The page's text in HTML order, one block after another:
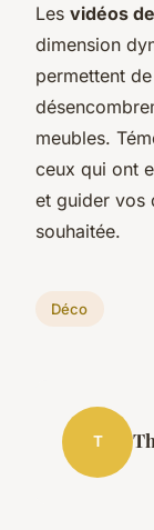
Les vidéos
dimension
permettent
meubles.
ceux qui ont
et guider vos
souhaitée.
Déco
T